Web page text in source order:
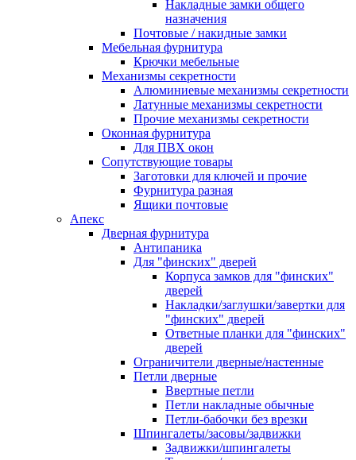
Накладные замки общего
назначения
Почтовые / накидные замки
Мебельная фурнитура
Крючки мебельные
Механизмы секретности
Алюминиевые механизмы секретности
Латунные механизмы секретности
Прочие механизмы секретности
Оконная фурнитура
Для ПВХ окон
Сопутствующие товары
Заготовки для ключей и прочие
Фурнитура разная
Ящики почтовые
Апекс
Дверная фурнитура
Антипаника
Для "финских" дверей
Корпуса замков для "финских"
дверей
Накладки/заглушки/завертки для
"финских" дверей
Ответные планки для "финских"
дверей
Ограничители дверные/настенные
Петли дверные
Ввертные петли
Петли накладные обычные
Петли-бабочки без врезки
Шпингалеты/засовы/задвижки
Задвижки/шпингалеты